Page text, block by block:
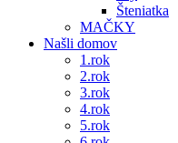
Šteniatka
MAČKY
Našli domov
1.rok
2.rok
3.rok
4.rok
5.rok